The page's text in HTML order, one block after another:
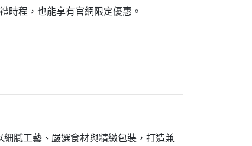
時程，也能享有官網限定優惠。
膩工藝、嚴選食材與精緻包裝，打造兼